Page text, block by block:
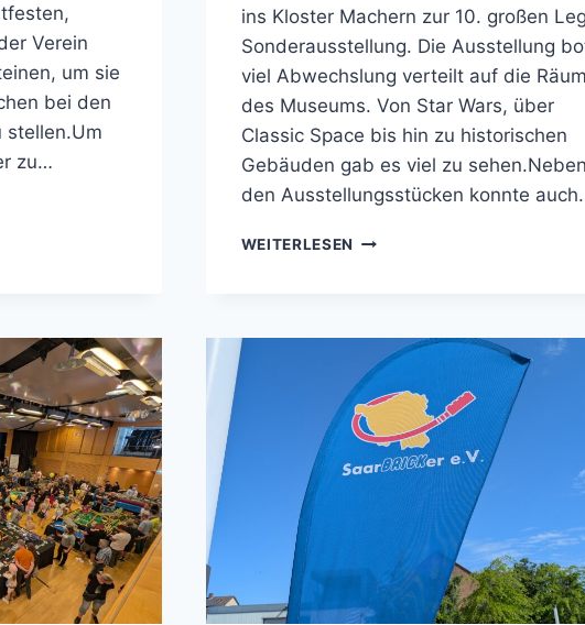
Verein
um sie
bei den
stellen.Um
zu…
ins Kloster Machern zur 10. großen
Sonderausstellung. Die Ausstellung
viel Abwechslung verteilt auf die
des Museums. Von Star Wars, über
Classic Space bis hin zu historischen
Gebäuden gab es viel zu sehen.Neben
den Ausstellungsstücken konnte
WEITERLESEN BESUCH
EGO® S
ONDERAUSSTELLUNG I
M K
LOSTER M
ACHERN